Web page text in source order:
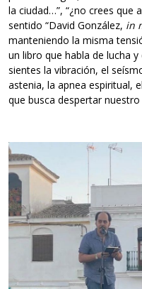
la ciudad…”, “¿no crees que
sentido “David González, in
manteniendo la misma
un libro que habla de lucha
sientes la vibración, el
astenia, la apnea espiritual,
que busca despertar